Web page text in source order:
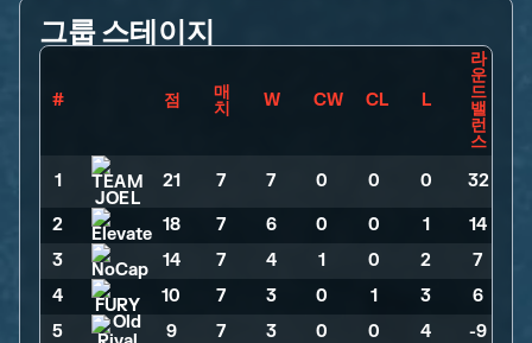
그룹 스테이지
# 점
매
치
W CW CL L
라
운
드
밸
런
스
1
21 7 7 0 0 0 32
2 18 7 6 0 0 1
14
3
14 7 4 1 0 2
7
4
10 7 3 0 1 3
6
5
9 7 3 0 0 4 -9